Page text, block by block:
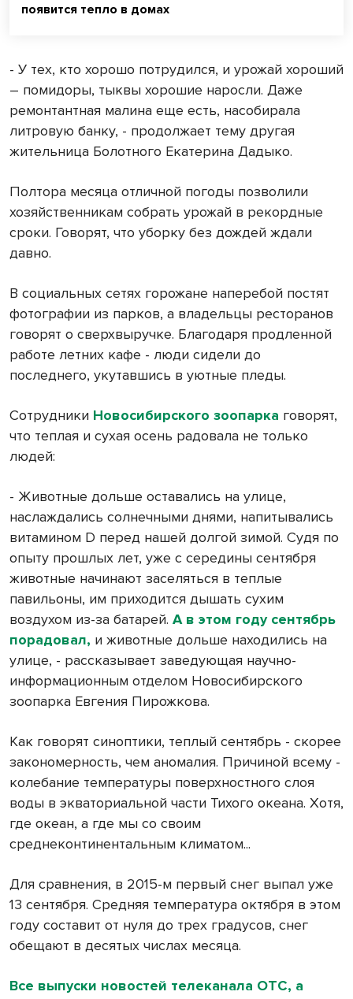
появится тепло в домах
- У тех, кто хорошо потрудился, и урожай хороший
– помидоры, тыквы хорошие наросли. Даже
ремонтантная малина еще есть, насобирала
литровую банку, - продолжает тему другая
жительница Болотного Екатерина Дадыко.
Полтора месяца отличной погоды позволили
хозяйственникам собрать урожай в рекордные
сроки. Говорят, что уборку без дождей ждали
давно.
В социальных сетях горожане наперебой постят
фотографии из парков, а владельцы ресторанов
говорят о сверхвыручке. Благодаря продленной
работе летних кафе - люди сидели до
последнего, укутавшись в уютные пледы.
Сотрудники Новосибирского зоопарка говорят,
что теплая и сухая осень радовала не только
людей:
- Животные дольше оставались на улице,
наслаждались солнечными днями, напитывались
витамином D перед нашей долгой зимой. Судя по
опыту прошлых лет, уже с середины сентября
животные начинают заселяться в теплые
павильоны, им приходится дышать сухим
воздухом из-за батарей. А в этом году сентябрь
порадовал, и животные дольше находились на
улице, - рассказывает заведующая научно-
информационным отделом Новосибирского
зоопарка Евгения Пирожкова.
Как говорят синоптики, теплый сентябрь - скорее
закономерность, чем аномалия. Причиной всему -
колебание температуры поверхностного слоя
воды в экваториальной части Тихого океана. Хотя,
где океан, а где мы со своим
среднеконтинентальным климатом...
Для сравнения, в 2015-м первый снег выпал уже
13 сентября. Средняя температура октября в этом
году составит от нуля до трех градусов, снег
обещают в десятых числах месяца.
Все выпуски новостей телеканала ОТС, а